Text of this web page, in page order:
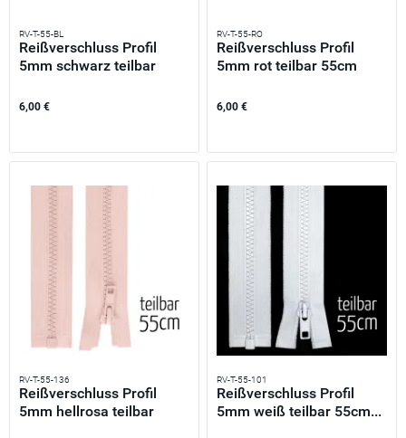
RV-T-55-BL
Reißverschluss Profil
5mm schwarz teilbar
6,00 €
RV-T-55-RO
Reißverschluss Profil
5mm rot teilbar 55cm
6,00 €
RV-T-55-136
Reißverschluss Profil
5mm hellrosa teilbar
RV-T-55-101
Reißverschluss Profil
5mm weiß teilbar 55cm...